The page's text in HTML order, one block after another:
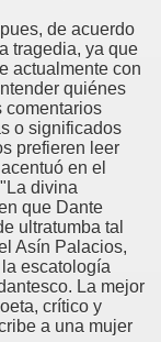
de acuerdo
tragedia, ya que
actualmente con
quiénes
comentarios
o significados
prefieren leer
en el
divina
que Dante
ultratumba tal
Asín Palacios,
escatología
La mejor
crítico y
a una mujer